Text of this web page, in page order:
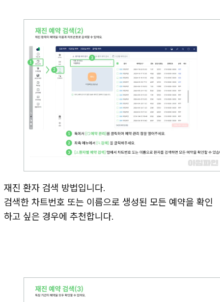
재진 환자 검색 방법입니다.
검색한 차트번호 또는 이름으로 생성된 모든 예약을 확인
하고 싶은 경우에 추천합니다.